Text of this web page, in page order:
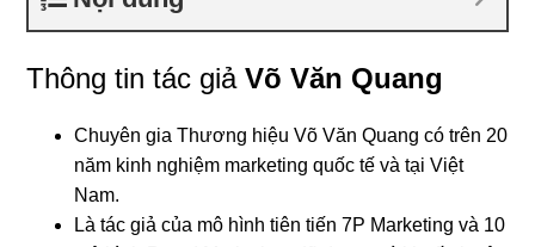
Thông tin tác giảVõ Văn Quang
Chuyên gia Thương hiệu Võ Văn Quang có trên 20
năm kinh nghiệm marketing quốc tế và tại Việt
Nam.
Là tác giả của mô hình tiên tiến 7P Marketing và 10